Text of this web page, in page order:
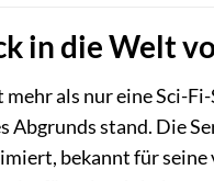
in die Welt
mehr als nur eine Sci-
Abgrunds stand. Die
bekannt für